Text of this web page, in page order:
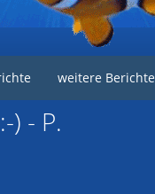
weitere Berichte
) - P.